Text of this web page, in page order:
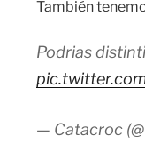
También
Podrias
— Catacroc